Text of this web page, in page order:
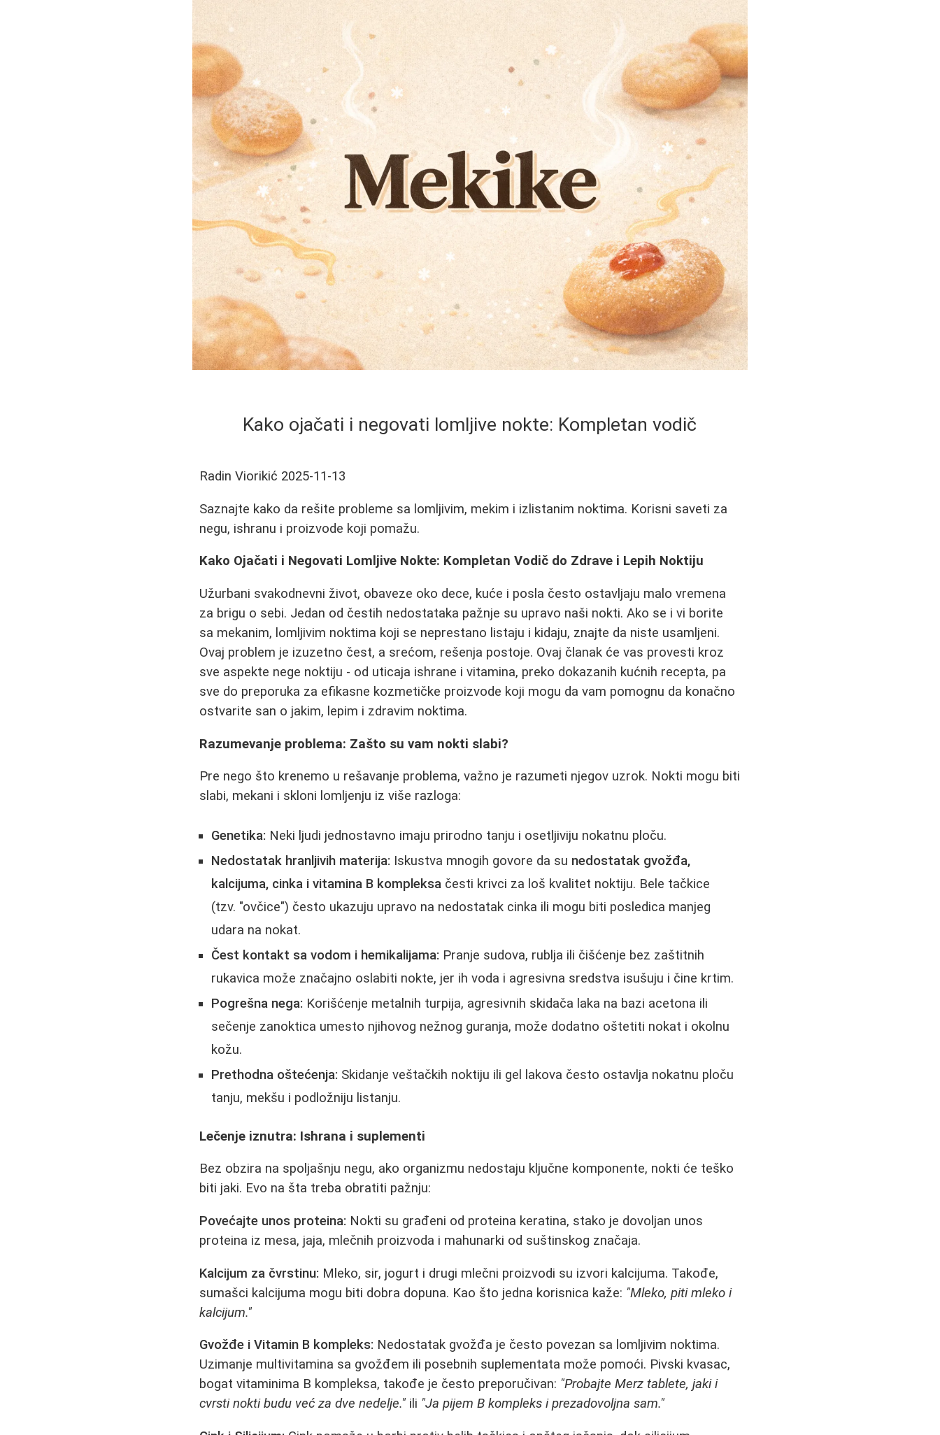
Kako ojačati i negovati lomljive nokte: Kompletan vodič
Radin Viorikić 2025-11-13
Saznajte kako da rešite probleme sa lomljivim, mekim i izlistanim noktima. Korisni saveti za
negu, ishranu i proizvode koji pomažu.
Kako Ojačati i Negovati Lomljive Nokte: Kompletan Vodič do Zdrave i Lepih Noktiju
Užurbani svakodnevni život, obaveze oko dece, kuće i posla često ostavljaju malo vremena
za brigu o sebi. Jedan od čestih nedostataka pažnje su upravo naši nokti. Ako se i vi borite
sa mekanim, lomljivim noktima koji se neprestano listaju i kidaju, znajte da niste usamljeni.
Ovaj problem je izuzetno čest, a srećom, rešenja postoje. Ovaj članak će vas provesti kroz
sve aspekte nege noktiju - od uticaja ishrane i vitamina, preko dokazanih kućnih recepta, pa
sve do preporuka za efikasne kozmetičke proizvode koji mogu da vam pomognu da konačno
ostvarite san o jakim, lepim i zdravim noktima.
Razumevanje problema: Zašto su vam nokti slabi?
Pre nego što krenemo u rešavanje problema, važno je razumeti njegov uzrok. Nokti mogu biti
slabi, mekani i skloni lomljenju iz više razloga:
Genetika: Neki ljudi jednostavno imaju prirodno tanju i osetljiviju nokatnu ploču.
Nedostatak hranljivih materija: Iskustva mnogih govore da su nedostatak gvožđa,
kalcijuma, cinka i vitamina B kompleksa česti krivci za loš kvalitet noktiju. Bele tačkice
(tzv. "ovčice") često ukazuju upravo na nedostatak cinka ili mogu biti posledica manjeg
udara na nokat.
Čest kontakt sa vodom i hemikalijama: Pranje sudova, rublja ili čišćenje bez zaštitnih
rukavica može značajno oslabiti nokte, jer ih voda i agresivna sredstva isušuju i čine krtim.
Pogrešna nega: Korišćenje metalnih turpija, agresivnih skidača laka na bazi acetona ili
sečenje zanoktica umesto njihovog nežnog guranja, može dodatno oštetiti nokat i okolnu
kožu.
Prethodna oštećenja: Skidanje veštačkih noktiju ili gel lakova često ostavlja nokatnu ploču
tanju, mekšu i podložniju listanju.
Lečenje iznutra: Ishrana i suplementi
Bez obzira na spoljašnju negu, ako organizmu nedostaju ključne komponente, nokti će teško
biti jaki. Evo na šta treba obratiti pažnju:
Povećajte unos proteina: Nokti su građeni od proteina keratina, stako je dovoljan unos
proteina iz mesa, jaja, mlečnih proizvoda i mahunarki od suštinskog značaja.
Kalcijum za čvrstinu: Mleko, sir, jogurt i drugi mlečni proizvodi su izvori kalcijuma. Takođe,
sumašci kalcijuma mogu biti dobra dopuna. Kao što jedna korisnica kaže: "Mleko, piti mleko i
kalcijum."
Gvožđe i Vitamin B kompleks: Nedostatak gvožđa je često povezan sa lomljivim noktima.
Uzimanje multivitamina sa gvožđem ili posebnih suplementata može pomoći. Pivski kvasac,
bogat vitaminima B kompleksa, takođe je često preporučivan: "Probajte Merz tablete, jaki i
cvrsti nokti budu već za dve nedelje." ili "Ja pijem B kompleks i prezadovoljna sam."